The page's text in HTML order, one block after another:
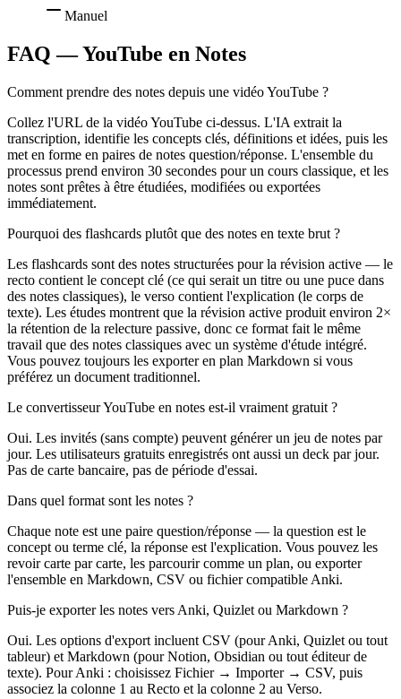
Manuel
FAQ — YouTube en Notes
Comment prendre des notes depuis une vidéo YouTube ?
Collez l'URL de la vidéo YouTube ci-dessus. L'IA extrait la
transcription, identifie les concepts clés, définitions et idées, puis les
met en forme en paires de notes question/réponse. L'ensemble du
processus prend environ 30 secondes pour un cours classique, et les
notes sont prêtes à être étudiées, modifiées ou exportées
immédiatement.
Pourquoi des flashcards plutôt que des notes en texte brut ?
Les flashcards sont des notes structurées pour la révision active — le
recto contient le concept clé (ce qui serait un titre ou une puce dans
des notes classiques), le verso contient l'explication (le corps de
texte). Les études montrent que la révision active produit environ 2×
la rétention de la relecture passive, donc ce format fait le même
travail que des notes classiques avec un système d'étude intégré.
Vous pouvez toujours les exporter en plan Markdown si vous
préférez un document traditionnel.
Le convertisseur YouTube en notes est-il vraiment gratuit ?
Oui. Les invités (sans compte) peuvent générer un jeu de notes par
jour. Les utilisateurs gratuits enregistrés ont aussi un deck par jour.
Pas de carte bancaire, pas de période d'essai.
Dans quel format sont les notes ?
Chaque note est une paire question/réponse — la question est le
concept ou terme clé, la réponse est l'explication. Vous pouvez les
revoir carte par carte, les parcourir comme un plan, ou exporter
l'ensemble en Markdown, CSV ou fichier compatible Anki.
Puis-je exporter les notes vers Anki, Quizlet ou Markdown ?
Oui. Les options d'export incluent CSV (pour Anki, Quizlet ou tout
tableur) et Markdown (pour Notion, Obsidian ou tout éditeur de
texte). Pour Anki : choisissez Fichier → Importer → CSV, puis
associez la colonne 1 au Recto et la colonne 2 au Verso.